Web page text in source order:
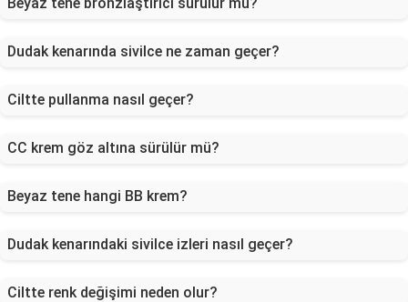
Dudak kenarında sivilce ne zaman geçer?
Ciltte pullanma nasıl geçer?
CC krem göz altına sürülür mü?
Beyaz tene hangi BB krem?
Dudak kenarındaki sivilce izleri nasıl geçer?
Ciltte renk değişimi neden olur?